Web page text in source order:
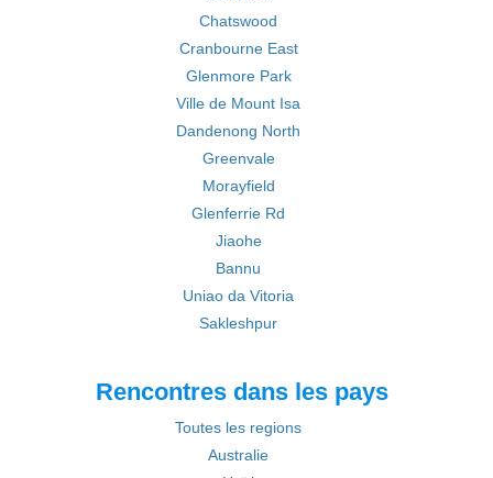
Chatswood
Cranbourne East
Glenmore Park
Ville de Mount Isa
Dandenong North
Greenvale
Morayfield
Glenferrie Rd
Jiaohe
Bannu
Uniao da Vitoria
Sakleshpur
Rencontres dans les pays
Toutes les regions
Australie